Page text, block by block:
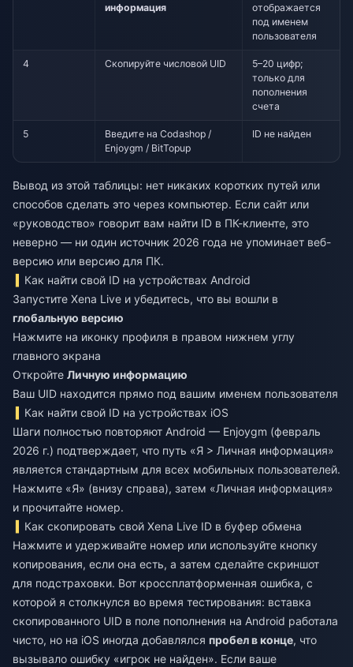
информация
отображается
под именем
пользователя
4 Скопируйте числовой UID
5–20 цифр;
только для
пополнения
счета
5
Введите на Codashop /
Enjoygm / BitTopup
ID не найден
Вывод из этой таблицы: нет никаких коротких путей или
способов сделать это через компьютер. Если сайт или
«руководство» говорит вам найти ID в ПК-клиенте, это
неверно — ни один источник 2026 года не упоминает веб-
версию или версию для ПК.
Как найти свой ID на устройствах Android
Запустите Xena Live и убедитесь, что вы вошли в
глобальную версию
Нажмите на иконку профиля в правом нижнем углу
главного экрана
Откройте Личную информацию
Ваш UID находится прямо под вашим именем пользователя
Как найти свой ID на устройствах iOS
Шаги полностью повторяют Android — Enjoygm (февраль
2026 г.) подтверждает, что путь «Я > Личная информация»
является стандартным для всех мобильных пользователей.
Нажмите «Я» (внизу справа), затем «Личная информация»
и прочитайте номер.
Как скопировать свой Xena Live ID в буфер обмена
Нажмите и удерживайте номер или используйте кнопку
копирования, если она есть, а затем сделайте скриншот
для подстраховки. Вот кроссплатформенная ошибка, с
которой я столкнулся во время тестирования: вставка
скопированного UID в поле пополнения на Android работала
чисто, но на iOS иногда добавлялся пробел в конце, что
вызывало ошибку «игрок не найден». Если ваше